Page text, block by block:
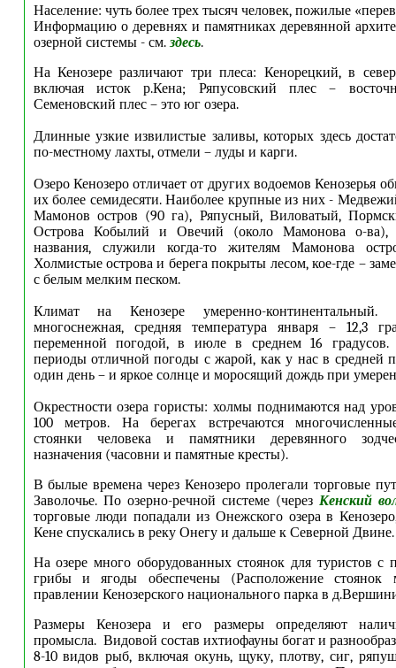
Население: чуть более трех тысяч человек, пожилые
Информацию о деревнях и памятниках деревянной
озерной системы - см.здесь.
На Кенозере различают три плеса: Кенорецкий, в
включая исток р.Кена; Ряпусовский плес –
Семеновский плес – это юг озера.
Длинные узкие извилистые заливы, которых здесь
по-местному лахты, отмели – луды и карги.
Озеро Кенозеро отличает от других водоемов Кенозерья
их более семидесяти. Наиболее крупные из них -
Мамонов остров (90 га), Ряпусный, Виловатый,
Острова Кобылий и Овечий (около Мамонова о-ва),
названия, служили когда-то жителям Мамонова
Холмистые острова и берега покрыты лесом, кое-где –
с белым мелким песком.
Климат на Кенозере умеренно-континентальный.
многоснежная, средняя температура января – 12,3
переменной погодой, в июле в среднем 16 градусов.
периоды отличной погоды с жарой, как у нас в средней
один день – и яркое солнце и моросящий дождь при
Окрестности озера гористы: холмы поднимаются над
100 метров. На берегах встречаются
стоянки человека и памятники деревянного
назначения (часовни и памятные кресты).
В былые времена через Кенозеро пролегали торговые
Заволочье. По озерно-речной системе (черезКенский
торговые люди попадали из Онежского озера в
Кене спускались в реку Онегу и дальше к Северной Двине.
На озере много оборудованных стоянок для туристов с
грибы и ягоды обеспечены (Расположение стоянок
правлении Кенозерского национального парка в
Размеры Кенозера и его размеры определяют
промысла. Видовой состав ихтиофауны богат и
8-10 видов рыб, включая окунь, щуку, плотву, сиг,